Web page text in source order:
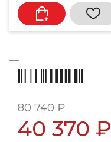
80 740 ₽
40 370 ₽